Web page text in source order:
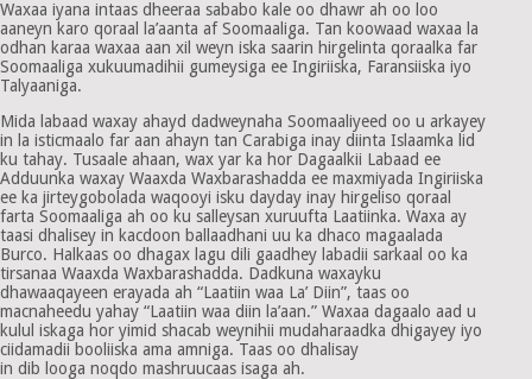
Waxaa iyana intaas dheeraa sababo kale oo dhawr ah oo loo
aaneyn karo qoraal la’aanta af Soomaaliga. Tan koowaad waxaa la
odhan karaa waxaa aan xil weyn iska saarin hirgelinta qoraalka far
Soomaaliga xukuumadihii gumeysiga ee Ingiriiska, Faransiiska iyo
Talyaaniga.
Mida labaad waxay ahayd dadweynaha Soomaaliyeed oo u arkayey
in la isticmaalo far aan ahayn tan Carabiga inay diinta Islaamka lid
ku tahay. Tusaale ahaan, wax yar ka hor Dagaalkii Labaad ee
Adduunka waxay Waaxda Waxbarashadda ee maxmiyada Ingiriiska
ee ka jirteygobolada waqooyi isku dayday inay hirgeliso qoraal
farta Soomaaliga ah oo ku salleysan xuruufta Laatiinka. Waxa ay
taasi dhalisey in kacdoon ballaadhani uu ka dhaco magaalada
Burco. Halkaas oo dhagax lagu dili gaadhey labadii sarkaal oo ka
tirsanaa Waaxda Waxbarashadda. Dadkuna waxayku
dhawaaqayeen erayada ah “Laatiin waa La’ Diin”, taas oo
macnaheedu yahay “Laatiin waa diin la’aan.” Waxaa dagaalo aad u
kulul iskaga hor yimid shacab weynihii mudaharaadka dhigayey iyo
ciidamadii booliiska ama amniga. Taas oo dhalisay
in dib looga noqdo mashruucaas isaga ah.